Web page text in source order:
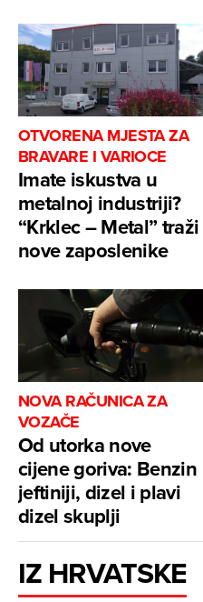
OTVORENA MJESTA ZA
BRAVARE I VARIOCE
Imate iskustva u
metalnoj industriji?
“Krklec – Metal” traži
nove zaposlenike
NOVA RAČUNICA ZA
VOZAČE
Od utorka nove
cijene goriva: Benzin
jeftiniji, dizel i plavi
dizel skuplji
IZ HRVATSKE